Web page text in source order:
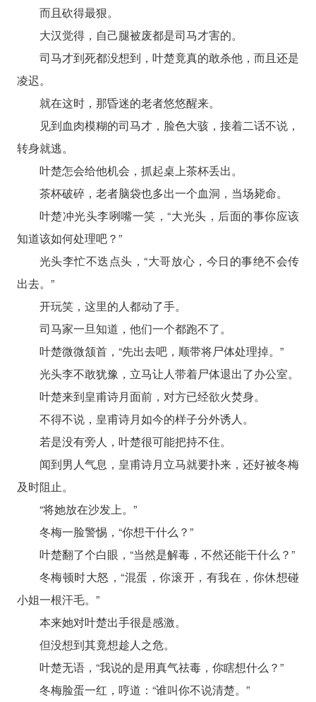
而且砍得最狠。
大汉觉得，自己腿被废都是司马才害的。
司马才到死都没想到，叶楚竟真的敢杀他，而且还是
凌迟。
就在这时，那昏迷的老者悠悠醒来。
见到血肉模糊的司马才，脸色大骇，接着二话不说，
转身就逃。
叶楚怎会给他机会，抓起桌上茶杯丢出。
茶杯破碎，老者脑袋也多出一个血洞，当场毙命。
叶楚冲光头李咧嘴一笑，“大光头，后面的事你应该
知道该如何处理吧？”
光头李忙不迭点头，“大哥放心，今日的事绝不会传
出去。”
开玩笑，这里的人都动了手。
司马家一旦知道，他们一个都跑不了。
叶楚微微颔首，“先出去吧，顺带将尸体处理掉。”
光头李不敢犹豫，立马让人带着尸体退出了办公室。
叶楚来到皇甫诗月面前，对方已经欲火焚身。
不得不说，皇甫诗月如今的样子分外诱人。
若是没有旁人，叶楚很可能把持不住。
闻到男人气息，皇甫诗月立马就要扑来，还好被冬梅
及时阻止。
“将她放在沙发上。”
冬梅一脸警惕，“你想干什么？”
叶楚翻了个白眼，“当然是解毒，不然还能干什么？”
冬梅顿时大怒，“混蛋，你滚开，有我在，你休想碰
小姐一根汗毛。”
本来她对叶楚出手很是感激。
但没想到其竟想趁人之危。
叶楚无语，“我说的是用真气祛毒，你瞎想什么？”
冬梅脸蛋一红，哼道：“谁叫你不说清楚。”